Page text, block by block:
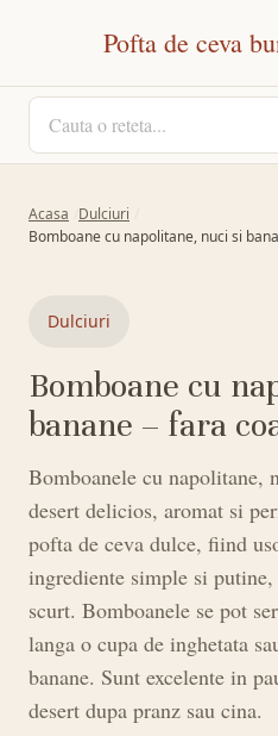
Pofta de ceva
CAUTA O RETETA
Acasa Dulciuri
Bomboane cu napolitane, nuci si
Dulciuri
Bomboane cu
banane – fara
Bomboanele cu napolitane,
desert delicios, aromat si
pofta de ceva dulce, fiind
ingrediente simple si
scurt. Bomboanele se pot
langa o cupa de inghetata
banane. Sunt excelente in
desert dupa pranz sau cina.